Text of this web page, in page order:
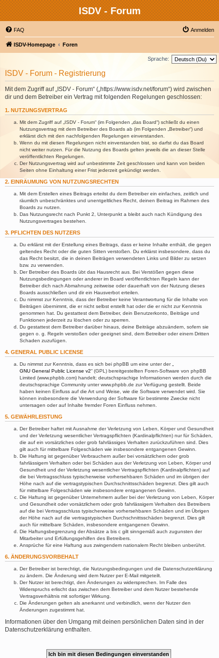
ISDV - Forum
FAQ Anmelden
ISDV-Homepage Foren
Sprache:
ISDV - Forum - Registrierung
Mit dem Zugriff auf „ISDV - Forum“ („https://www.isdv.net/forum“) wird zwischen
dir und dem Betreiber ein Vertrag mit folgenden Regelungen geschlossen:
1. NUTZUNGSVERTRAG
Mit dem Zugriff auf „ISDV - Forum“ (im Folgenden „das Board“) schließt du einen
Nutzungsvertrag mit dem Betreiber des Boards ab (im Folgenden „Betreiber“) und
erklärst dich mit den nachfolgenden Regelungen einverstanden.
Wenn du mit diesen Regelungen nicht einverstanden bist, so darfst du das Board
nicht weiter nutzen. Für die Nutzung des Boards gelten jeweils die an dieser Stelle
veröffentlichten Regelungen.
Der Nutzungsvertrag wird auf unbestimmte Zeit geschlossen und kann von beiden
Seiten ohne Einhaltung einer Frist jederzeit gekündigt werden.
2. EINRÄUMUNG VON NUTZUNGSRECHTEN
Mit dem Erstellen eines Beitrags erteilst du dem Betreiber ein einfaches, zeitlich und
räumlich unbeschränktes und unentgeltliches Recht, deinen Beitrag im Rahmen des
Boards zu nutzen.
Das Nutzungsrecht nach Punkt 2, Unterpunkt a bleibt auch nach Kündigung des
Nutzungsvertrages bestehen.
3. PFLICHTEN DES NUTZERS
Du erklärst mit der Erstellung eines Beitrags, dass er keine Inhalte enthält, die gegen
geltendes Recht oder die guten Sitten verstoßen. Du erklärst insbesondere, dass du
das Recht besitzt, die in deinen Beiträgen verwendeten Links und Bilder zu setzen
bzw. zu verwenden.
Der Betreiber des Boards übt das Hausrecht aus. Bei Verstößen gegen diese
Nutzungsbedingungen oder anderer im Board veröffentlichten Regeln kann der
Betreiber dich nach Abmahnung zeitweise oder dauerhaft von der Nutzung dieses
Boards ausschließen und dir ein Hausverbot erteilen.
Du nimmst zur Kenntnis, dass der Betreiber keine Verantwortung für die Inhalte von
Beiträgen übernimmt, die er nicht selbst erstellt hat oder die er nicht zur Kenntnis
genommen hat. Du gestattest dem Betreiber, dein Benutzerkonto, Beiträge und
Funktionen jederzeit zu löschen oder zu sperren.
Du gestattest dem Betreiber darüber hinaus, deine Beiträge abzuändern, sofern sie
gegen o. g. Regeln verstoßen oder geeignet sind, dem Betreiber oder einem Dritten
Schaden zuzufügen.
4. GENERAL PUBLIC LICENSE
Du nimmst zur Kenntnis, dass es sich bei phpBB um eine unter der „
GNU General Public License v2“ (GPL) bereitgestellten Foren-Software von phpBB
Limited (www.phpbb.com) handelt; deutschsprachige Informationen werden durch die
deutschsprachige Community unter www.phpbb.de zur Verfügung gestellt. Beide
haben keinen Einfluss auf die Art und Weise, wie die Software verwendet wird. Sie
können insbesondere die Verwendung der Software für bestimmte Zwecke nicht
untersagen oder auf Inhalte fremder Foren Einfluss nehmen.
5. GEWÄHRLEISTUNG
Der Betreiber haftet mit Ausnahme der Verletzung von Leben, Körper und Gesundheit
und der Verletzung wesentlicher Vertragspflichten (Kardinalpflichten) nur für Schäden,
die auf ein vorsätzliches oder grob fahrlässiges Verhalten zurückzuführen sind. Dies
gilt auch für mittelbare Folgeschäden wie insbesondere entgangenen Gewinn.
Die Haftung ist gegenüber Verbrauchern außer bei vorsätzlichem oder grob
fahrlässigem Verhalten oder bei Schäden aus der Verletzung von Leben, Körper und
Gesundheit und der Verletzung wesentlicher Vertragspflichten (Kardinalpflichten) auf
die bei Vertragsschluss typischerweise vorhersehbaren Schäden und im übrigen der
Höhe nach auf die vertragstypischen Durchschnittsschäden begrenzt. Dies gilt auch
für mittelbare Folgeschäden wie insbesondere entgangenen Gewinn.
Die Haftung ist gegenüber Unternehmern außer bei der Verletzung von Leben, Körper
und Gesundheit oder vorsätzlichem oder grob fahrlässigem Verhalten des Betreibers
auf die bei Vertragsschluss typischerweise vorhersehbaren Schäden und im Übrigen
der Höhe nach auf die vertragstypischen Durchschnittsschäden begrenzt. Dies gilt
auch für mittelbare Schäden, insbesondere entgangenen Gewinn.
Die Haftungsbegrenzung der Absätze a bis c gilt sinngemäß auch zugunsten der
Mitarbeiter und Erfüllungsgehilfen des Betreibers.
Ansprüche für eine Haftung aus zwingendem nationalem Recht bleiben unberührt.
6. ÄNDERUNGSVORBEHALT
Der Betreiber ist berechtigt, die Nutzungsbedingungen und die Datenschutzerklärung
zu ändern. Die Änderung wird dem Nutzer per E-Mail mitgeteilt.
Der Nutzer ist berechtigt, den Änderungen zu widersprechen. Im Falle des
Widerspruchs erlischt das zwischen dem Betreiber und dem Nutzer bestehende
Vertragsverhältnis mit sofortiger Wirkung.
Die Änderungen gelten als anerkannt und verbindlich, wenn der Nutzer den
Änderungen zugestimmt hat.
Informationen über den Umgang mit deinen persönlichen Daten sind in der
Datenschutzerklärung enthalten.